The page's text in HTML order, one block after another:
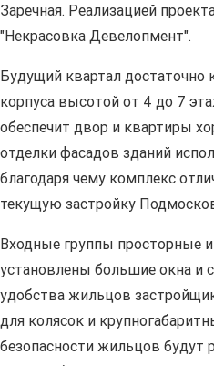
Заречная. Реализацией
"Некрасовка Девелопмент".
Будущий квартал достаточно
корпуса высотой от 4 до 7
обеспечит двор и квартиры
отделки фасадов зданий
благодаря чему комплекс
текущую застройку
Входные группы просторные
установлены большие окна и
удобства жильцов
для колясок и
безопасности жильцов будут